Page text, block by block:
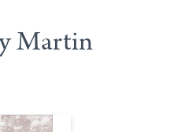
Martin